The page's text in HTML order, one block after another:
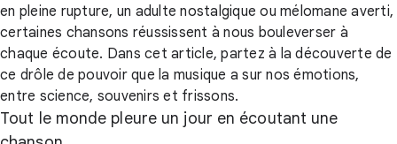
en pleine rupture, un adulte nostalgique ou mélomane averti,
certaines chansons réussissent à nous bouleverser à
chaque écoute. Dans cet article, partez à la découverte de
ce drôle de pouvoir que la musique a sur nos émotions,
entre science, souvenirs et frissons.
Tout le monde pleure un jour en écoutant une